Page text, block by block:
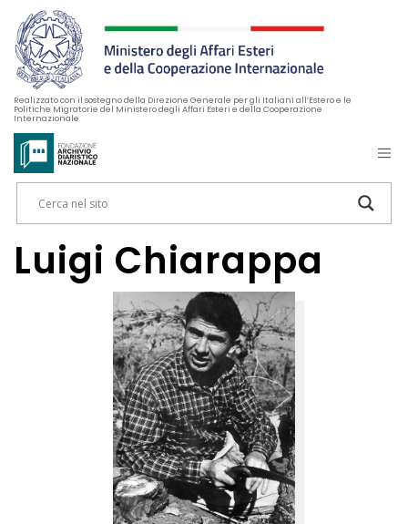
Realizzato con il sostegno della Direzione Generale per gli Italiani all’Estero e le
Politiche Migratorie del Ministero degli Affari Esteri e della Cooperazione
Internazionale
Luigi Chiarappa